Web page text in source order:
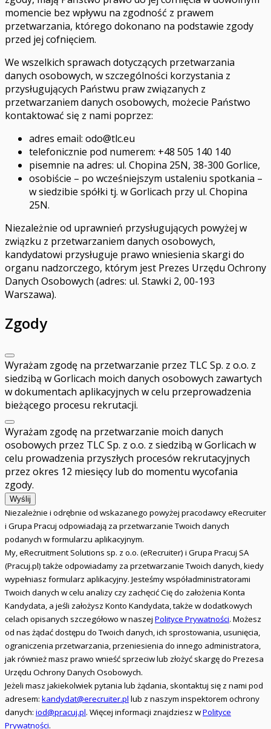
momencie bez wpływu na zgodność z prawem
przetwarzania, którego dokonano na podstawie zgody
przed jej cofnięciem.
We wszelkich sprawach dotyczących przetwarzania
danych osobowych, w szczególności korzystania z
przysługujących Państwu praw związanych z
przetwarzaniem danych osobowych, możecie Państwo
kontaktować się z nami poprzez:
adres email: odo@tlc.eu
telefonicznie pod numerem: +48 505 140 140
pisemnie na adres: ul. Chopina 25N, 38-300 Gorlice,
osobiście – po wcześniejszym ustaleniu spotkania –
w siedzibie spółki tj. w Gorlicach przy ul. Chopina
25N.
Niezależnie od uprawnień przysługujących powyżej w
związku z przetwarzaniem danych osobowych,
kandydatowi przysługuje prawo wniesienia skargi do
organu nadzorczego, którym jest Prezes Urzędu Ochrony
Danych Osobowych (adres: ul. Stawki 2, 00-193
Warszawa).
Zgody
Wyrażam zgodę na przetwarzanie przez TLC Sp. z o.o. z
siedzibą w Gorlicach moich danych osobowych zawartych
w dokumentach aplikacyjnych w celu przeprowadzenia
bieżącego procesu rekrutacji.
Wyrażam zgodę na przetwarzanie moich danych
osobowych przez TLC Sp. z o.o. z siedzibą w Gorlicach w
celu prowadzenia przyszłych procesów rekrutacyjnych
przez okres 12 miesięcy lub do momentu wycofania
zgody.
Wyślij
Niezależnie i odrębnie od wskazanego powyżej pracodawcy eRecruiter
i Grupa Pracuj odpowiadają za przetwarzanie Twoich danych
podanych w formularzu aplikacyjnym.
My, eRecruitment Solutions sp. z o.o. (eRecruiter) i Grupa Pracuj SA
(Pracuj.pl) także odpowiadamy za przetwarzanie Twoich danych, kiedy
wypełniasz formularz aplikacyjny. Jesteśmy współadministratorami
Twoich danych w celu analizy czy zachęcić Cię do założenia Konta
Kandydata, a jeśli założysz Konto Kandydata, także w dodatkowych
celach opisanych szczegółowo w naszej Polityce Prywatności. Możesz
od nas żądać dostępu do Twoich danych, ich sprostowania, usunięcia,
ograniczenia przetwarzania, przeniesienia do innego administratora,
jak również masz prawo wnieść sprzeciw lub złożyć skargę do Prezesa
Urzędu Ochrony Danych Osobowych.
Jeżeli masz jakiekolwiek pytania lub żądania, skontaktuj się z nami pod
adresem: kandydat@erecruiter.pl lub z naszym inspektorem ochrony
danych: iod@pracuj.pl. Więcej informacji znajdziesz wPolityce
Prywatności.